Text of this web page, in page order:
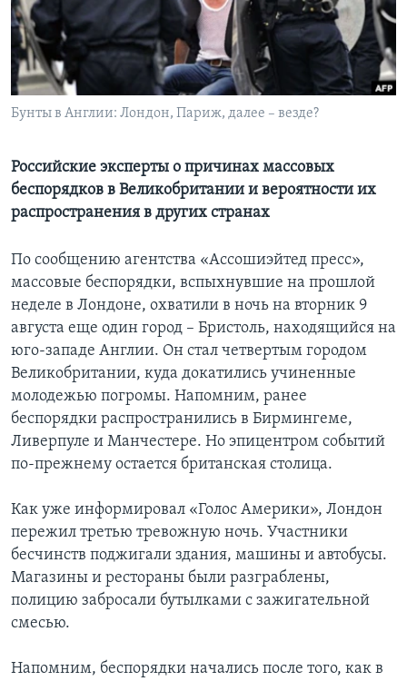
Learning English
СОЦИАЛЬНЫЕ СЕТИ
Языки
Бунты в Англии: Лондон, Париж, далее – везде?
Российские эксперты о причинах массовых
беспорядков в Великобритании и вероятности их
распространения в других странах
По сообщению агентства «Ассошиэйтед пресс»,
массовые беспорядки, вспыхнувшие на прошлой
неделе в Лондоне, охватили в ночь на вторник 9
августа еще один город – Бристоль, находящийся на
юго-западе Англии. Он стал четвертым городом
Великобритании, куда докатились учиненные
молодежью погромы. Напомним, ранее
беспорядки распространились в Бирмингеме,
Ливерпуле и Манчестере. Но эпицентром событий
по-прежнему остается британская столица.
Как уже информировал «Голос Америки», Лондон
пережил третью тревожную ночь. Участники
бесчинств поджигали здания, машины и автобусы.
Магазины и рестораны были разграблены,
полицию забросали бутылками с зажигательной
смесью.
Напомним, беспорядки начались после того, как в